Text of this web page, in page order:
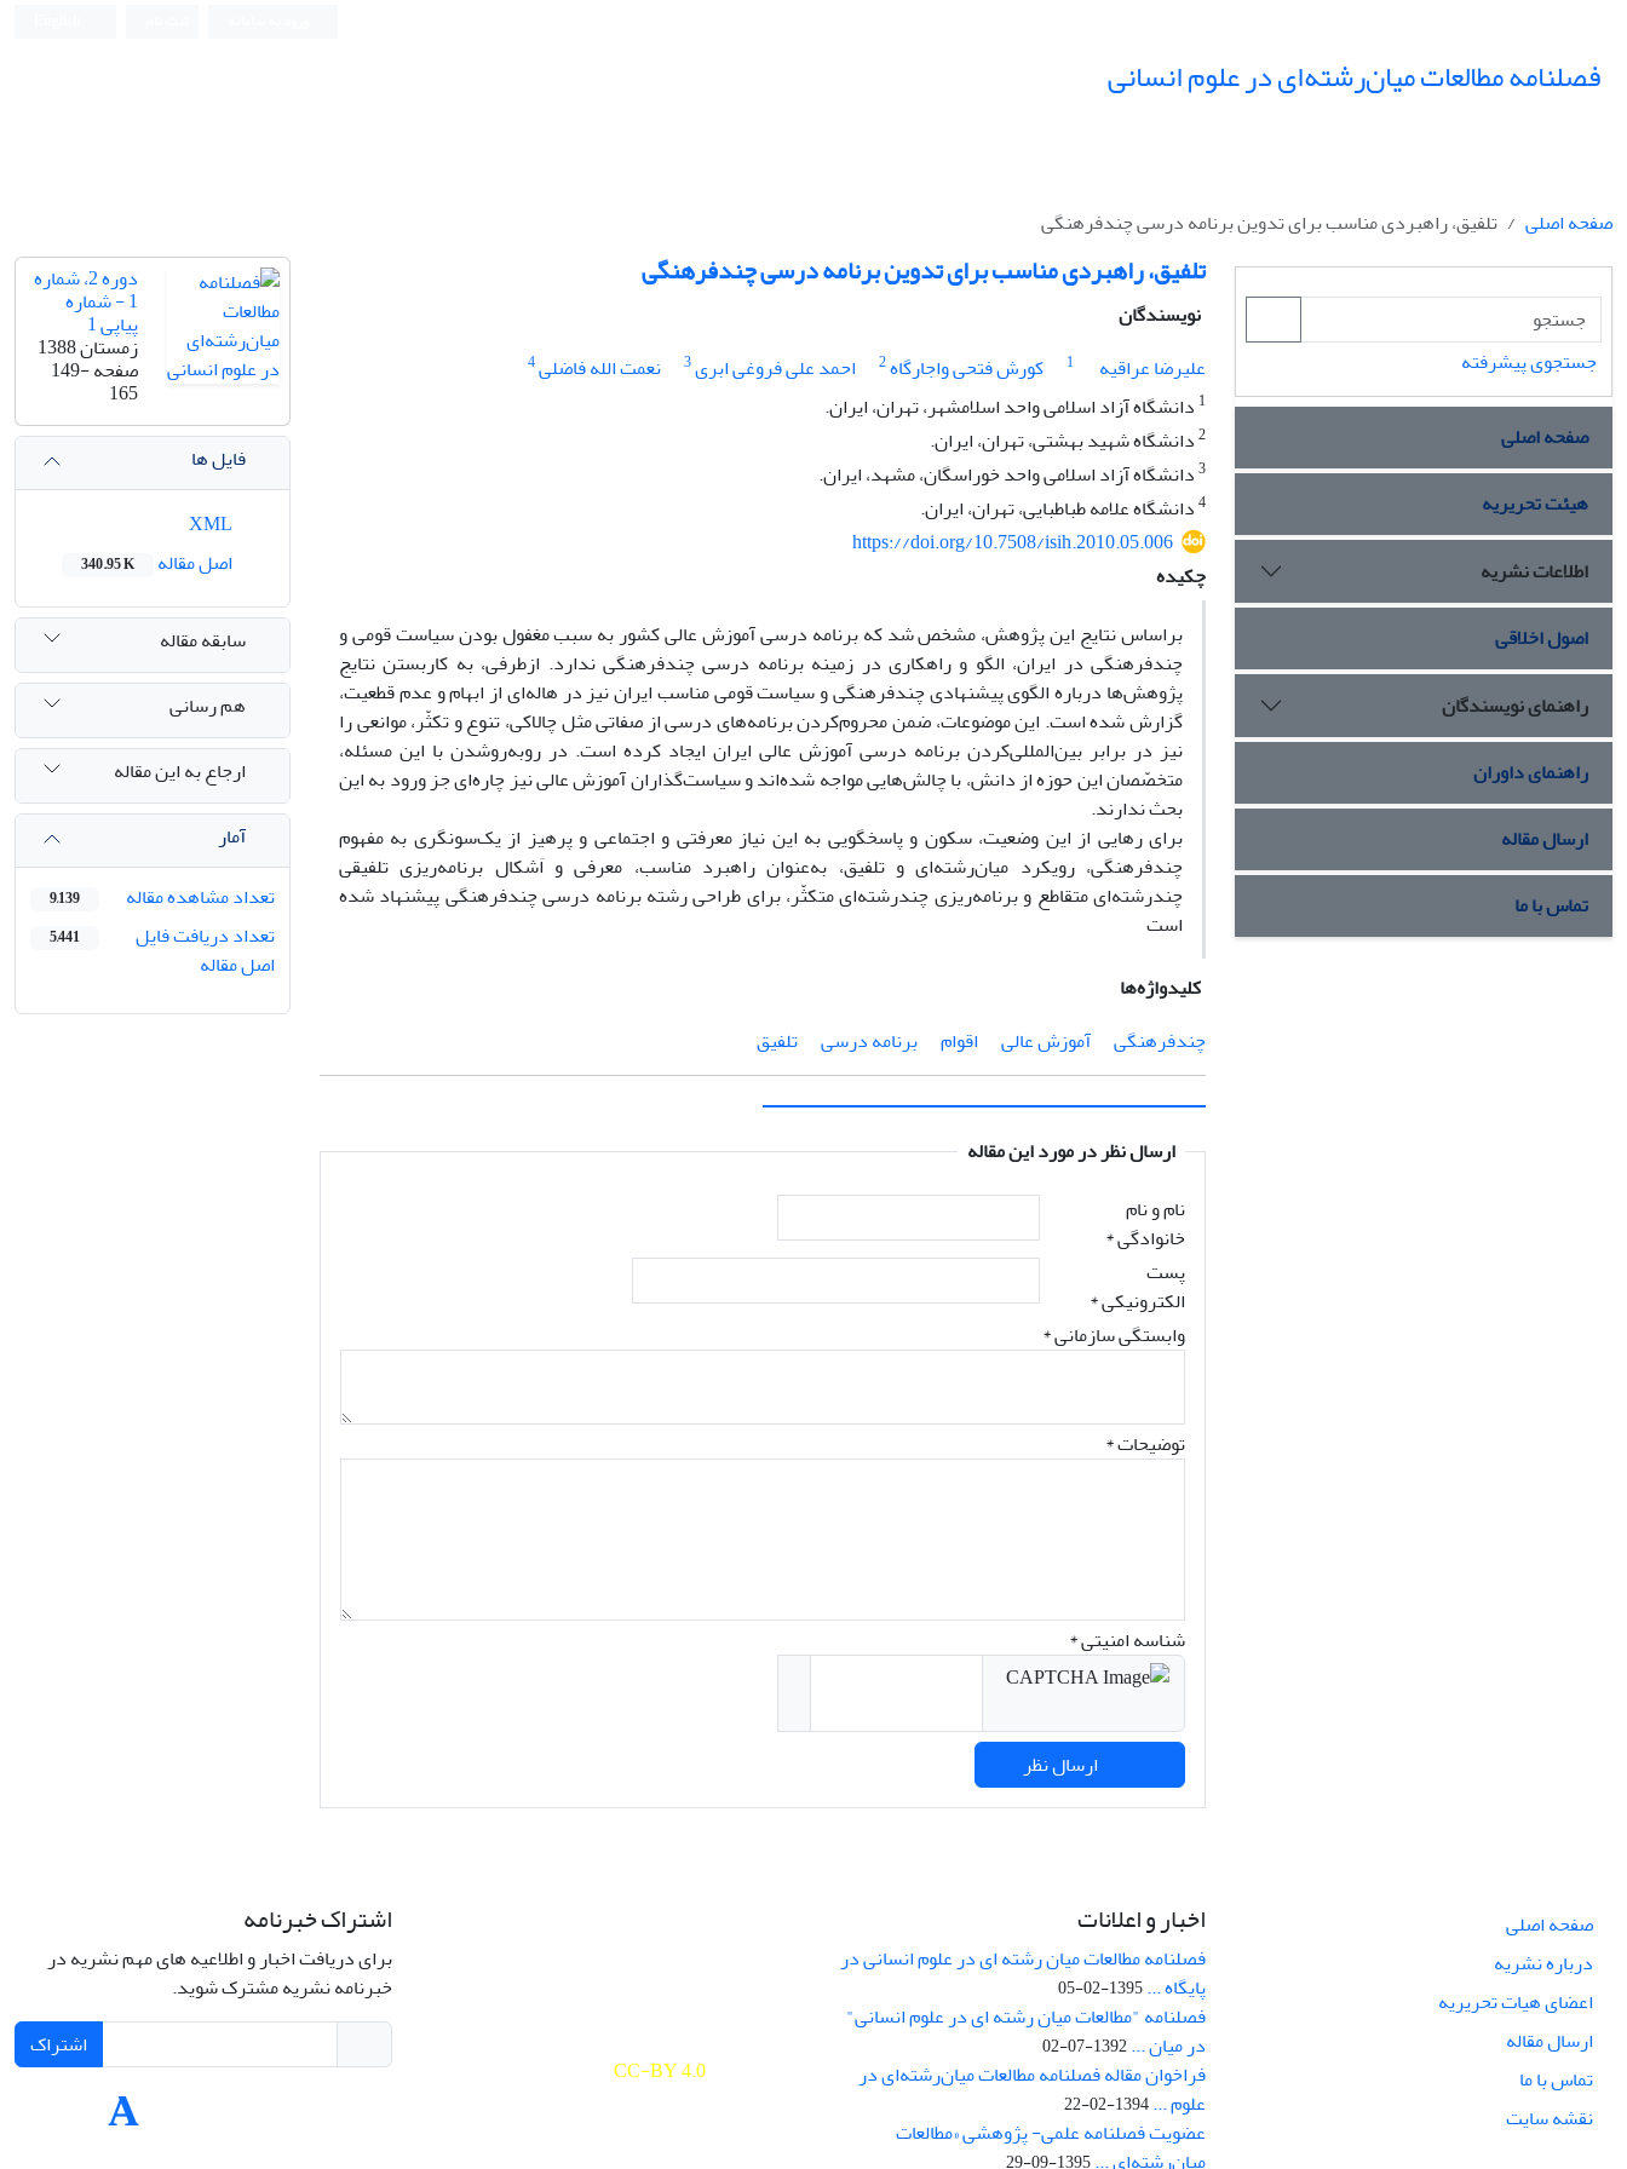
فصلنامه مطالعات میان‌رشته‌ای در علوم انسانی
صفحه اصلی تلفیق، راهبردى مناسب براى تدوین برنامه درسى چندفرهنگى
تلفیق، راهبردى مناسب براى تدوین برنامه درسى چندفرهنگى
نویسندگان
علیرضا عراقیه
1 کورش فتحی واجارگاه2 احمد علی فروغی ابری3 نعمت الله فاضلى4
1 دانشگاه آزاد اسلامى واحد اسلامشهر، تهران،‌ ایران.
2دانشگاه شهید بهشتی، تهران، ایران.
3دانشگاه آزاد اسلامى واحد خوراسگان، مشهد، ایران.
4دانشگاه علامه طباطبایى، تهران،‌ ایران.
https://doi.org/10.7508/isih.2010.05.006
چکیده
براساس نتایج این پژوهش، مشخص شد که برنامه درسى آموزش عالى کشور به ‌سبب مغفول بودن سیاست قومى و
چندفرهنگى در ایران، الگو و راهکارى در زمینه برنامه درسى چندفرهنگى ندارد. ازطرفى، به کاربستن نتایج
پژوهش‌ها درباره الگوى پیشنهادى چندفرهنگى و سیاست قومى مناسب ایران نیز در هاله‌اى از ابهام و عدم قطعیت،
گزارش شده است. این موضوعات، ضمن محروم‌کردن برنامه‌هاى درسى از صفاتى مثل چالاکى، تنوع و تکثّر، موانعى را
نیز در برابر بین‌المللى‌کردن برنامه درسى آموزش عالى ایران ایجاد کرده است. در روبه‌روشدن با این مسئله،
متخصّصان این حوزه از دانش، با چالش‌هایى مواجه شده‌اند و سیاست‌گذاران آموزش عالى نیز چاره‌اى جز ورود به این
بحث ندارند.
براى رهایى از این وضعیت، سکون و پاسخگویى به این نیاز معرفتى و اجتماعى و پرهیز از یک‌سونگرى به مفهوم
چندفرهنگى، رویکرد میان‌رشته‌اى و تلفیق، به‌عنوان راهبرد مناسب، معرفى و اَشکال برنامه‌ریزى تلفیقى
چندرشته‌اى متقاطع و برنامه‌ریزى چندرشته‌اى متکثّر، براى طراحى رشته برنامه درسى چندفرهنگى پیشنهاد شده
است
کلیدواژه‌ها
چندفرهنگی
آموزش‌ عالی اقوام برنامه درسی تلفیق
ارسال نظر در مورد این مقاله
نام و نام
خانوادگی*
پست
الکترونیکی*
وابستگی سازمانی *
توضیحات *
شناسه امنیتی *
دوره 2، شماره
1 - شماره
پیاپی 1
زمستان 1388
صفحه149-
165
فایل ها
اصل مقاله
340.95 K
سابقه مقاله
هم رسانی
ارجاع به این مقاله
آمار
تعداد مشاهده مقاله
9,139
تعداد دریافت فایل
اصل مقاله
5,441
جستجوی پیشرفته
صفحه اصلی
هیئت تحریریه
اطلاعات نشریه
اصول اخلاقی
راهنمای نویسندگان
راهنمای داوران
ارسال مقاله
تماس با ما
صفحه اصلی
درباره نشریه
اعضای هیات تحریریه
ارسال مقاله
تماس با ما
نقشه سایت
اخبار و اعلانات
فصلنامه مطالعات میان رشته ای در علوم انسانی در
پایگاه ...1395-02-05
فصلنامه "مطالعات میان رشته ای در علوم انسانی"
در میان ...1392-07-02
فراخوان مقاله فصلنامه مطالعات میان‌رشته‌ای در
علوم ...1394-02-22
عضویت فصلنامه علمی- پژوهشی «مطالعات
میان‌رشته‌ای ...1395-09-29
CC-BY 4.0
اشتراک خبرنامه
برای دریافت اخبار و اطلاعیه های مهم نشریه در
خبرنامه نشریه مشترک شوید.
اشتراک